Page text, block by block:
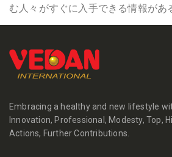
む人々がすぐに入手できる情報があ
Embracing a healthy and new lifestyle
Innovation, Professional, Modesty, Top,
Actions, Further Contributions.